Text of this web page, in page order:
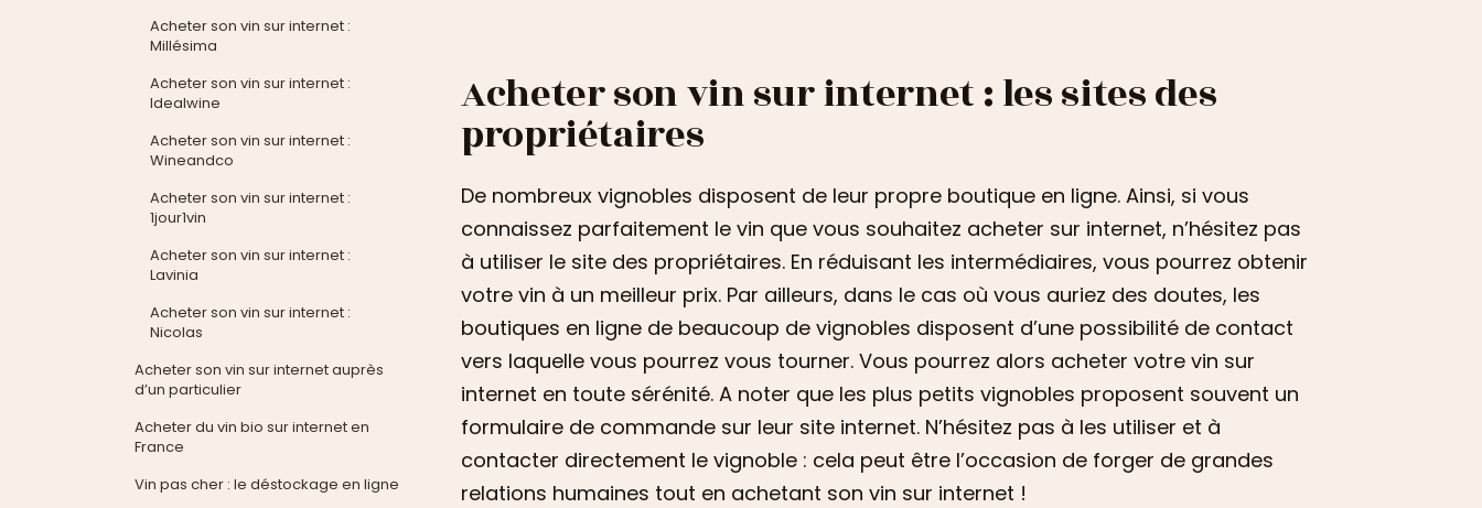
Acheter son vin sur internet :
Millésima
Acheter son vin sur internet :
Idealwine
Acheter son vin sur internet :
Wineandco
Acheter son vin sur internet :
1jour1vin
Acheter son vin sur internet :
Lavinia
Acheter son vin sur internet :
Nicolas
Acheter son vin sur internet auprès
d’un particulier
Acheter du vin bio sur internet en
France
Vin pas cher : le déstockage en ligne
Acheter son vin sur internet : les sites des
propriétaires
De nombreux vignobles disposent de leur propre boutique en ligne. Ainsi, si vous
connaissez parfaitement le vin que vous souhaitez acheter sur internet, n’hésitez pas
à utiliser le site des propriétaires. En réduisant les intermédiaires, vous pourrez obtenir
votre vin à un meilleur prix. Par ailleurs, dans le cas où vous auriez des doutes, les
boutiques en ligne de beaucoup de vignobles disposent d’une possibilité de contact
vers laquelle vous pourrez vous tourner. Vous pourrez alors acheter votre vin sur
internet en toute sérénité. A noter que les plus petits vignobles proposent souvent un
formulaire de commande sur leur site internet. N’hésitez pas à les utiliser et à
contacter directement le vignoble : cela peut être l’occasion de forger de grandes
relations humaines tout en achetant son vin sur internet !